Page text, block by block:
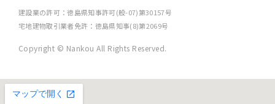
建設業の許可：徳島県知事許可(般-07)第30157号
宅地建物取引業者免許：徳島県知事(8)第2069号
Copyright © Nankou All Rights Reserved.